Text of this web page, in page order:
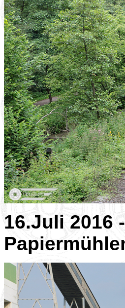
16.Juli 2016